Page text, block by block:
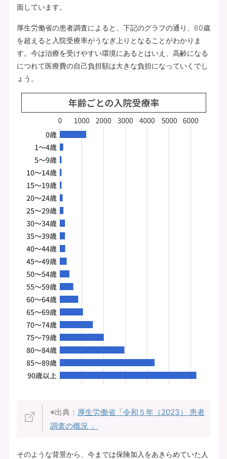
面しています。
厚生労働省の患者調査によると、下記のグラフの通り、60歳
を超えると入院受療率がうなぎ上りとなることがわかりま
す。今は治療を受けやすい環境にあるとはいえ、高齢になる
につれて医療費の自己負担額は大きな負担になっていくでし
ょう。
※出典： 厚生労働省「令和５年（2023） 患者
調査の概況 」
そのような背景から、今までは保険加入をあきらめていた人